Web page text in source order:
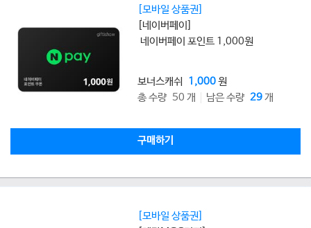
[모바일 상품권]
[네이버페이]
네이버페이 포인트 1,000원
보너스캐쉬 1,000원
총 수량 50 개
남은 수량 29개
구매하기
[모바일 상품권]